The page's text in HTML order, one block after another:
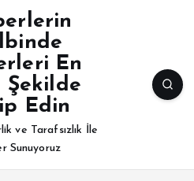
En
Şekilde
Edin
ve Tarafsızlık İle
Sunuyoruz